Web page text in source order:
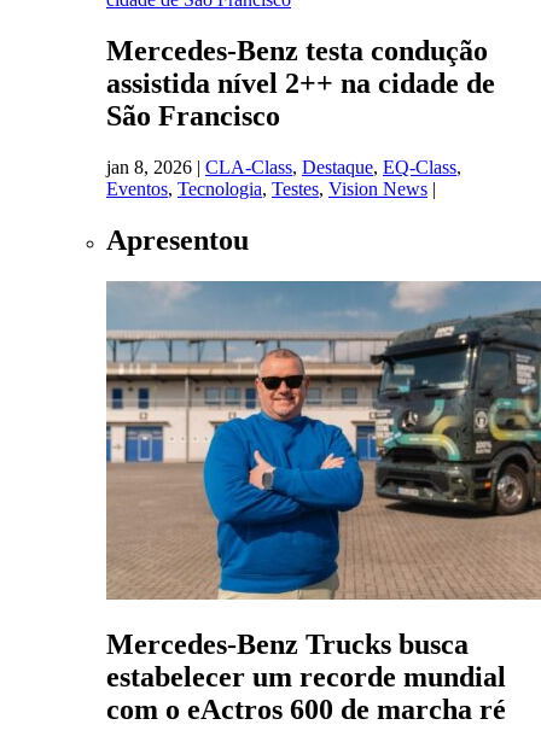
Mercedes-Benz testa condução
assistida nível 2++ na cidade de
São Francisco
jan 8, 2026 | CLA-Class, Destaque, EQ-Class,
Eventos, Tecnologia, Testes, Vision News |
Apresentou
Mercedes-Benz Trucks busca
estabelecer um recorde mundial
com o eActros 600 de marcha ré